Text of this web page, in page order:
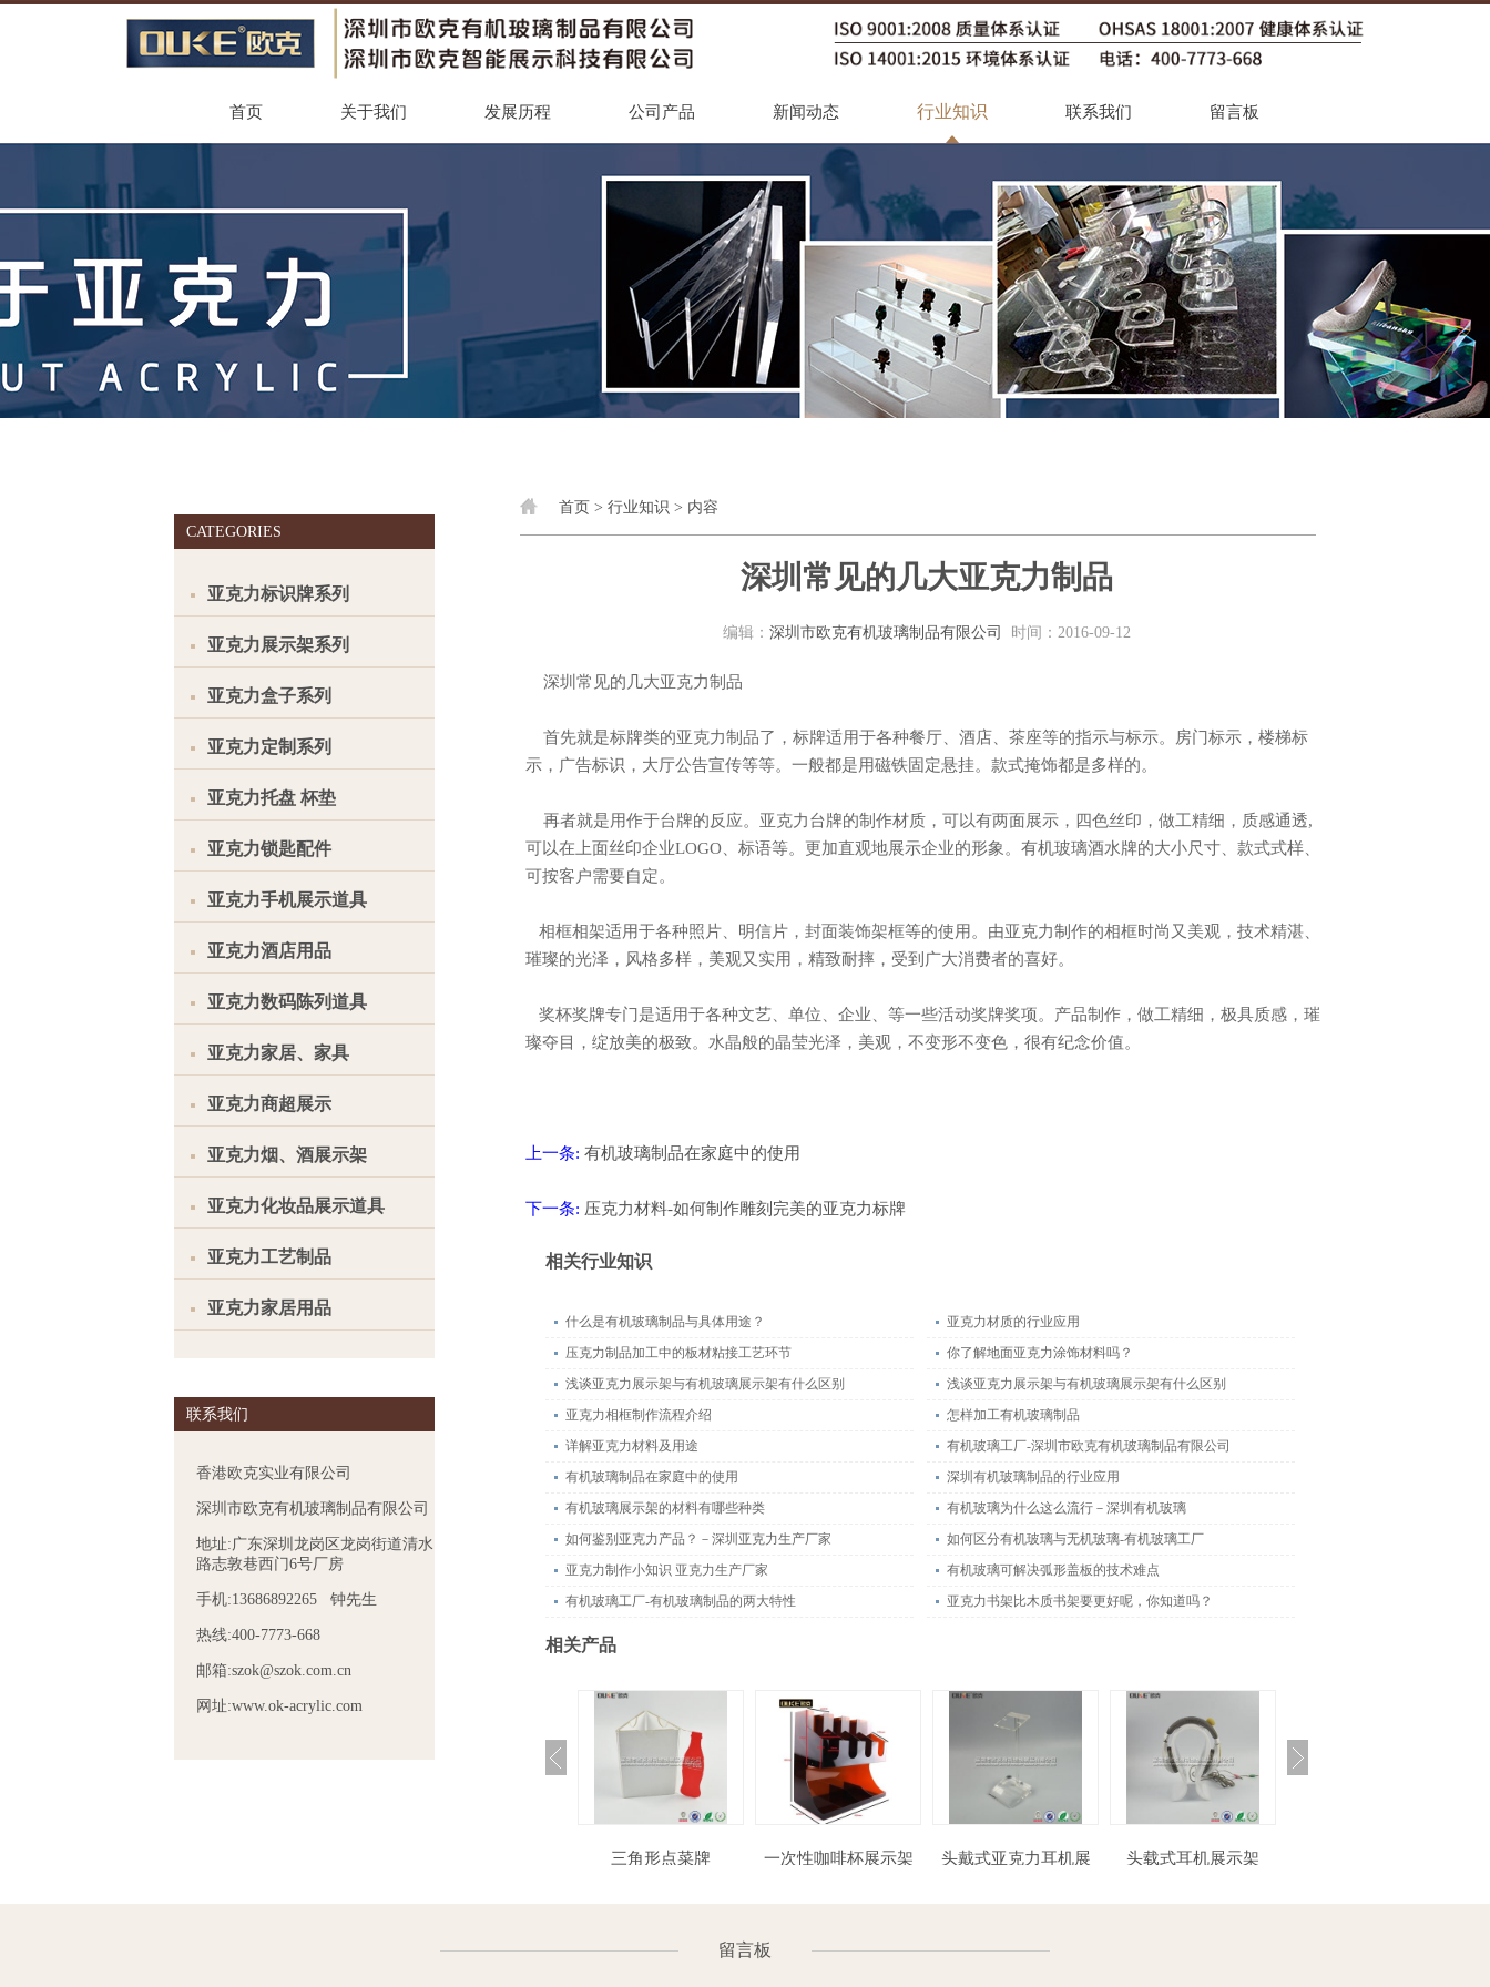
首页 关于我们 发展历程 公司产品 新闻动态 行业知识 联系我们 留言板
CATEGORIES
亚克力标识牌系列
亚克力展示架系列
亚克力盒子系列
亚克力定制系列
亚克力托盘 杯垫
亚克力锁匙配件
亚克力手机展示道具
亚克力酒店用品
亚克力数码陈列道具
亚克力家居、家具
亚克力商超展示
亚克力烟、酒展示架
亚克力化妆品展示道具
亚克力工艺制品
亚克力家居用品
联系我们
香港欧克实业有限公司
深圳市欧克有机玻璃制品有限公司
地址:广东深圳龙岗区龙岗街道清水
路志敦巷西门6号厂房
手机:13686892265 钟先生
热线:400-7773-668
邮箱:szok@szok.com.cn
网址:www.ok-acrylic.com
首页 > 行业知识 > 内容
深圳常见的几大亚克力制品
编辑： 深圳市欧克有机玻璃制品有限公司 时间：2016-09-12
深圳常见的几大亚克力制品
首先就是标牌类的亚克力制品了，标牌适用于各种餐厅、酒店、茶座等的指示与标示。房门标示，楼梯标
示，广告标识，大厅公告宣传等等。一般都是用磁铁固定悬挂。款式掩饰都是多样的。
再者就是用作于台牌的反应。亚克力台牌的制作材质，可以有两面展示，四色丝印，做工精细，质感通透,
可以在上面丝印企业LOGO、标语等。更加直观地展示企业的形象。有机玻璃酒水牌的大小尺寸、款式式样、
可按客户需要自定。
相框相架适用于各种照片、明信片，封面装饰架框等的使用。由亚克力制作的相框时尚又美观，技术精湛、
璀璨的光泽，风格多样，美观又实用，精致耐摔，受到广大消费者的喜好。
奖杯奖牌专门是适用于各种文艺、单位、企业、等一些活动奖牌奖项。产品制作，做工精细，极具质感，璀
璨夺目，绽放美的极致。水晶般的晶莹光泽，美观，不变形不变色，很有纪念价值。
上一条: 有机玻璃制品在家庭中的使用
下一条: 压克力材料-如何制作雕刻完美的亚克力标牌
相关行业知识
什么是有机玻璃制品与具体用途？
亚克力材质的行业应用
压克力制品加工中的板材粘接工艺环节
你了解地面亚克力涂饰材料吗？
浅谈亚克力展示架与有机玻璃展示架有什么区别
浅谈亚克力展示架与有机玻璃展示架有什么区别
亚克力相框制作流程介绍
怎样加工有机玻璃制品
详解亚克力材料及用途
有机玻璃工厂-深圳市欧克有机玻璃制品有限公司
有机玻璃制品在家庭中的使用
深圳有机玻璃制品的行业应用
有机玻璃展示架的材料有哪些种类
有机玻璃为什么这么流行－深圳有机玻璃
如何鉴别亚克力产品？－深圳亚克力生产厂家
如何区分有机玻璃与无机玻璃-有机玻璃工厂
亚克力制作小知识 亚克力生产厂家
有机玻璃可解决弧形盖板的技术难点
有机玻璃工厂-有机玻璃制品的两大特性
亚克力书架比木质书架要更好呢，你知道吗？
相关产品
三角形点菜牌 一次性咖啡杯展示架
头戴式亚克力耳机展
头载式耳机展示架
留言板